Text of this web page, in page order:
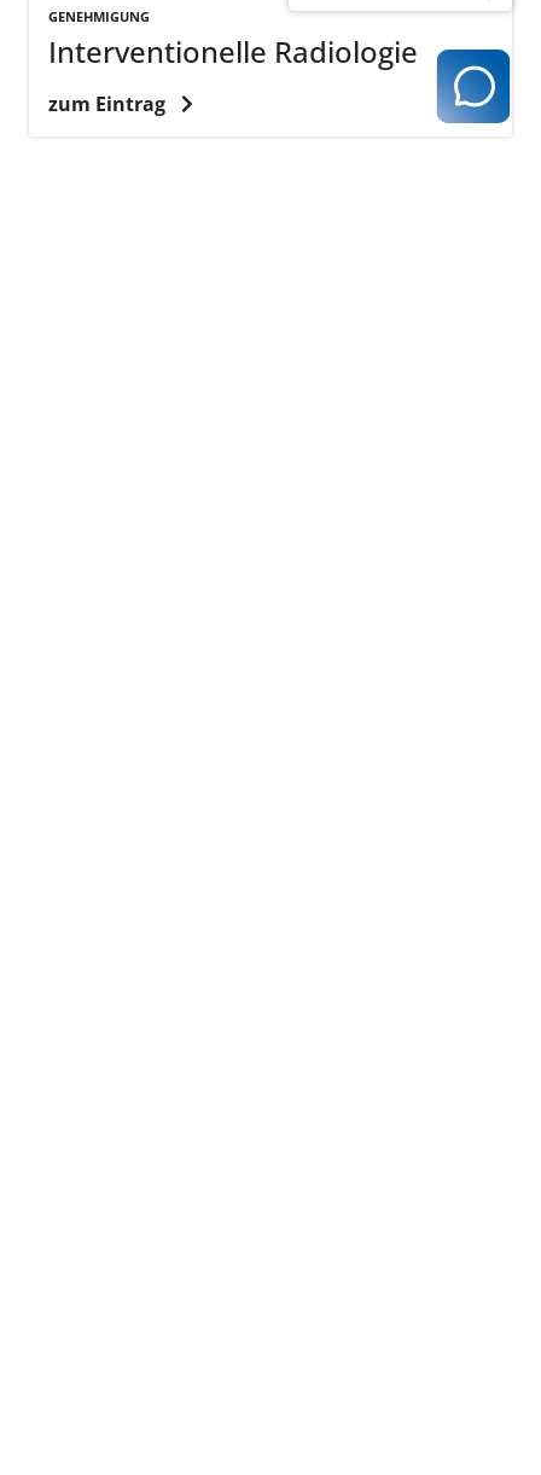
GENEHMIGUNG
Interventionelle Radiologie
zum Eintrag